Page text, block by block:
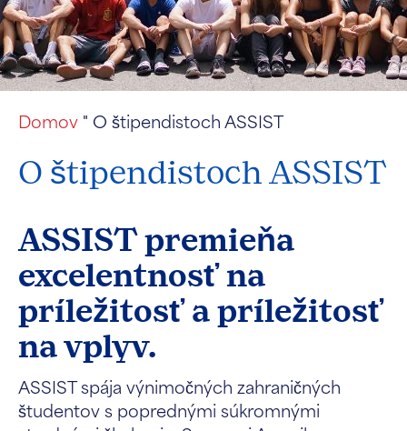
Domov " O štipendistoch ASSIST
O štipendistoch ASSIST
ASSIST premieňa
excelentnosť na
príležitosť a príležitosť
na vplyv.
ASSIST spája výnimočných zahraničných
študentov s poprednými súkromnými